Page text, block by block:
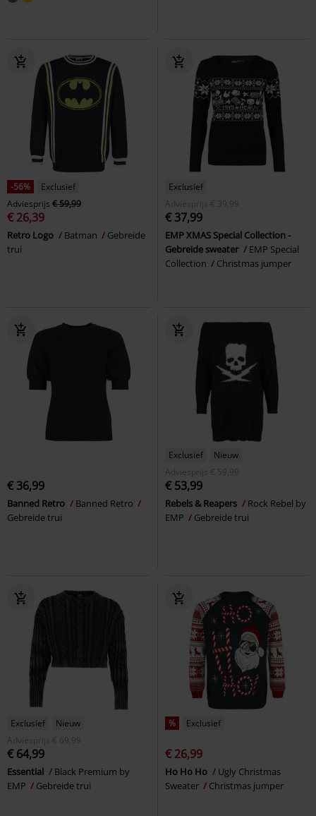
-56%
Exclusief
Adviesprijs € 59,99
€ 26,39
Retro Logo Batman
Gebreide
trui
Exclusief
Adviesprijs
€ 39,99
€ 37,99
EMP XMAS Special Collection -
Gebreide sweater
EMP Special
Collection
Christmas jumper
€ 36,99
Banned Retro
Banned Retro
Gebreide trui
Exclusief
Nieuw
Adviesprijs
€ 59,99
€ 53,99
Rebels & Reapers
Rock Rebel by
EMP
Gebreide trui
Exclusief
Nieuw
Adviesprijs
€ 69,99
€ 64,99
Essential
Black Premium by
EMP
Gebreide trui
% Exclusief
€ 26,99
Ho Ho Ho
Ugly Christmas
Sweater
Christmas jumper